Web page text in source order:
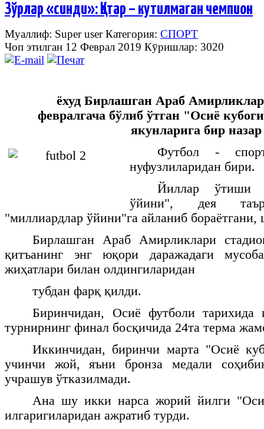
Зўрлар «синди»: Қатар – кутилмаган чемпион
Муаллиф: Super userКатегория: СПОРТ
Чоп этилган 12 Феврал 2019 Кӯришлар: 3020
ёхуд Бирлашган Араб
февралгача бўлиб ўтган "Осиё кубоги
якунларига бир назар
Футбол -
нуфузлиларидан бири.
Йиллар ўтиши
ўйини", дея
"миллиардлар ўйини"га айланиб бораётгани,
Бирлашган Араб Амирликлари
қитъанинг энг юқори даражадаги
жиҳатлари билан олдингиларидан
тубдан фарқ қилди.
Биринчидан, Осиё футболи тарихида
турнирнинг финал босқичида 24та терма
Иккинчидан, биринчи марта "Осиё
учинчи жой, яъни бронза медали
учрашув ўтказилмади.
Ана шу икки нарса жорий йилги
илгаригиларидан ажратиб турди.